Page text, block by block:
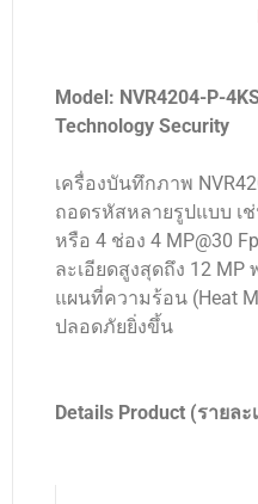
Model: NVR4204-P-
Technology Security
เครื่องบันทึกภาพ
ถอดรหัสหลายรูปแบบ เช่
หรือ 4 ช่อง 4 MP@30
ละเอียดสูงสุดถึง 12
แผนที่ความร้อน (Heat
ปลอดภัยยิ่งขึ้น
Details Product (รายล